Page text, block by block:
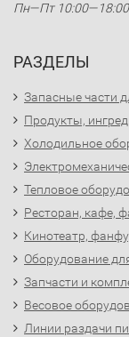
Пн—Пт 10:00—18:00
РАЗДЕЛЫ
Запасные части
Продукты,
Холодильное
Тепловое
Ресторан, кафе,
Кинотеатр,
Оборудование
Запчасти и
Весовое
Линии раздачи